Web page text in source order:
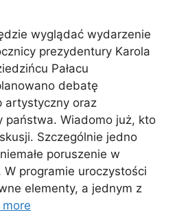
wyglądać wydarzenie
prezydentury Karola
Pałacu
debatę
artystyczny oraz
państwa. Wiadomo już, kto
Szczególnie jedno
poruszenie w
programie uroczystości
elementy, a jednym z
more